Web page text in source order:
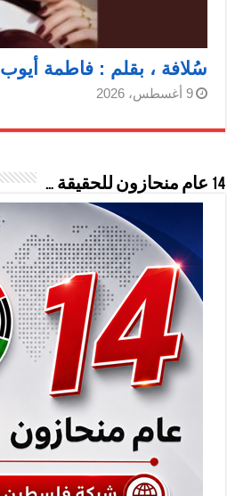
سُلافة ، بقلم : فاطمة أيوب
9 أغسطس، 2026
14 عام منحازون للحقيقة …